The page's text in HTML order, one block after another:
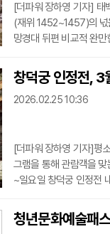
[더파워 장하영 기자] 태
(재위 1452~1457)의 넋
망경대 뒤편 비교적 완
다. 한국전쟁 직후의 어
목조 삼칸 겹집의 팔작
王之碑’(조선국태백산
창덕궁 인정전, 3
2026.02.25 10:36
[더파워 장하영 기자]평
그램을 통해 관람객을
~일요일 창덕궁 인정전
외국 사신 접견 등 국가
으로는 2층 건물처럼 보
청년문화예술패